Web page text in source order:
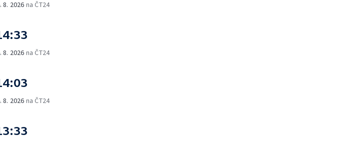
8. 2026 na ČT24
8. 2026 na ČT24
8. 2026 na ČT24